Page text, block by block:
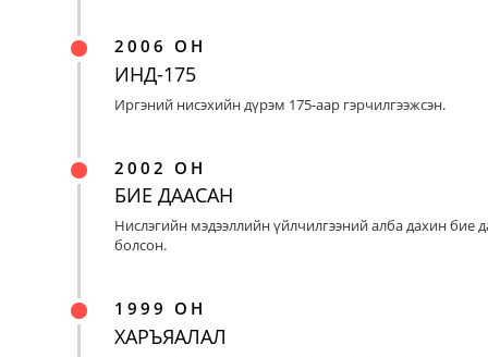
2006 ОН
ИНД-175
Иргэний нисэхийн дүрэм 175-аар гэрчилгээжсэн.
2002 ОН
БИЕ ДААСАН
Нислэгийн мэдээллийн үйлчилгээний алба дахин бие
болсон.
1999 ОН
ХАРЪЯАЛАЛ